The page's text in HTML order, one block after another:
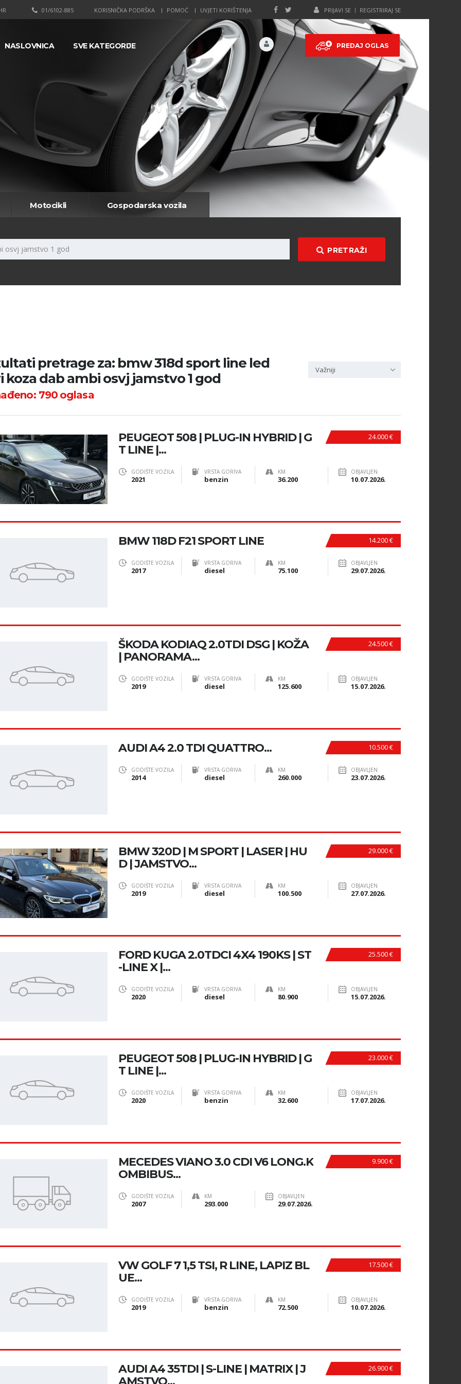
PRIJAVI SE REGISTRIRAJ SE
KORISNIČKA PODRŠKA POMOĆ UVJETI KORIŠTENJA
01/6102-885
PREDAJ OGLAS
NASLOVNICA SVE KATEGORIJE
Motocikli Gospodarska vozila
PRETRAŽI
pretrage za: bmw 318d sport line led
koza dab ambi osvj jamstvo 1 god
790oglasa
Važniji
24.000 €
PEUGEOT 508 | PLUG-IN HYBRID | G
T LINE |...
GODIŠTE VOZILA
2021
VRSTA GORIVA
benzin
KM
36.200
OBJAVLJEN
10.07.2026.
14.200 €
BMW 118D F21 SPORT LINE
GODIŠTE VOZILA
2017
VRSTA GORIVA
diesel
KM
75.100
OBJAVLJEN
29.07.2026.
24.500 €
ŠKODA KODIAQ 2.0TDI DSG | KOŽA
| PANORAMA...
GODIŠTE VOZILA
2019
VRSTA GORIVA
diesel
KM
125.600
OBJAVLJEN
15.07.2026.
10.500 €
AUDI A4 2.0 TDI QUATTRO...
GODIŠTE VOZILA
2014
VRSTA GORIVA
diesel
KM
260.000
OBJAVLJEN
23.07.2026.
29.000 €
BMW 320D | M SPORT | LASER | HU
D | JAMSTVO...
GODIŠTE VOZILA
2019
VRSTA GORIVA
diesel
KM
100.500
OBJAVLJEN
27.07.2026.
25.500 €
FORD KUGA 2.0TDCI 4X4 190KS | ST
-LINE X |...
GODIŠTE VOZILA
2020
VRSTA GORIVA
diesel
KM
80.900
OBJAVLJEN
15.07.2026.
23.000 €
PEUGEOT 508 | PLUG-IN HYBRID | G
T LINE |...
GODIŠTE VOZILA
2020
VRSTA GORIVA
benzin
KM
32.600
OBJAVLJEN
17.07.2026.
9.900 €
MECEDES VIANO 3.0 CDI V6 LONG.K
OMBIBUS...
GODIŠTE VOZILA
2007
KM
293.000
OBJAVLJEN
29.07.2026.
17.500 €
VW GOLF 7 1,5 TSI, R LINE, LAPIZ BL
UE...
GODIŠTE VOZILA
2019
VRSTA GORIVA
benzin
KM
72.500
OBJAVLJEN
10.07.2026.
26.900 €
AUDI A4 35TDI | S-LINE | MATRIX | J
AMSTVO...